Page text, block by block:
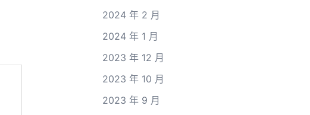
2024 年 2 月
2024 年 1 月
2023 年 12 月
2023 年 10 月
2023 年 9 月